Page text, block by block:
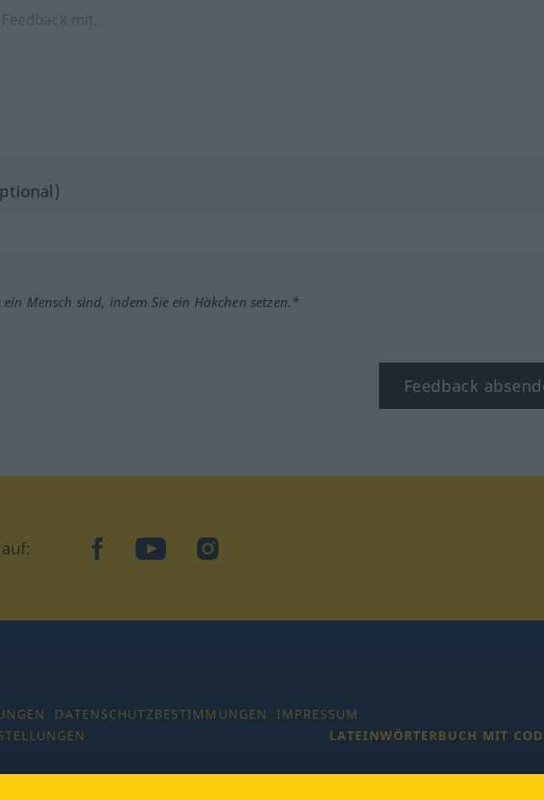
Mensch sind, indem Sie ein Häkchen setzen.*
Feedback
facebookYouTubeInstagram
DATENSCHUTZBESTIMMUNGEN
IMPRESSUM
LATEINWÖRTERBUCH MIT